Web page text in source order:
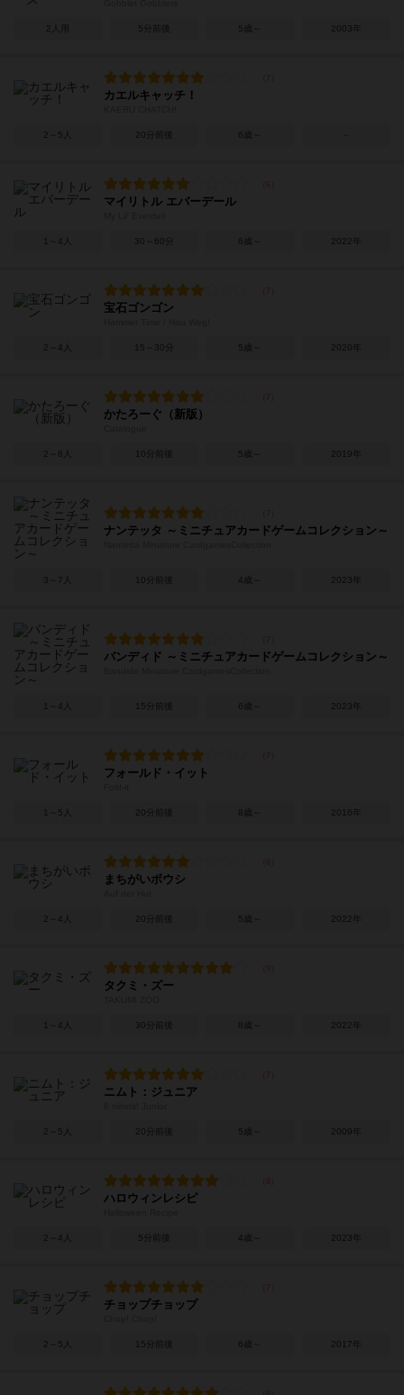
2人用 5分前後 5歳～ 2003年
カエルキャッチ！
2～5人 20分前後 6歳～
マイリトル エバーデール
1～4人 30～60分 6歳～ 2022年
宝石ゴンゴン
2～4人 15～30分 5歳～ 2020年
かたろーぐ（新版）
2～8人 10分前後 5歳～ 2019年
ナンテッタ ～ミニチュアカードゲームコレクション～
3～7人 10分前後 4歳～ 2023年
バンディド ～ミニチュアカードゲームコレクション～
1～4人 15分前後 6歳～ 2023年
フォールド・イット
1～5人 20分前後 8歳～ 2016年
まちがいボウシ
2～4人 20分前後 5歳～ 2022年
タクミ・ズー
1～4人 30分前後 8歳～ 2022年
ニムト：ジュニア
2～5人 20分前後 5歳～ 2009年
ハロウィンレシピ
2～4人 5分前後 4歳～ 2023年
チョップチョップ
2～5人 15分前後 6歳～ 2017年